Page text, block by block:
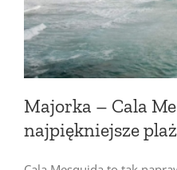
Majorka – Cala
najpiękniejsze